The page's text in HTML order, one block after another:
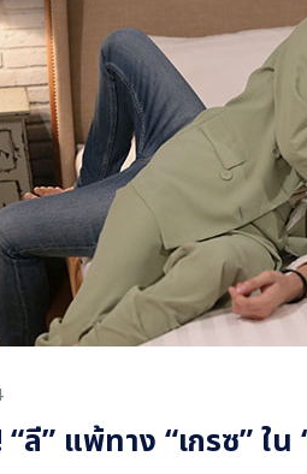
ลี” แพ้ทาง “เกรซ” ใน